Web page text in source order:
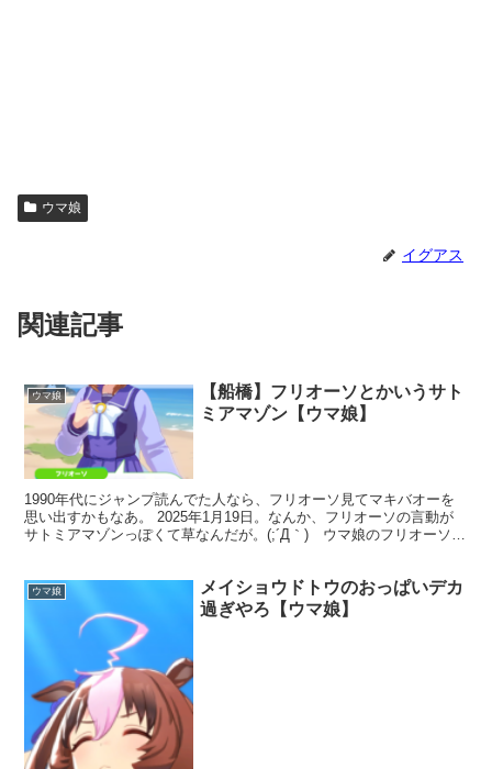
ウマ娘
イグアス
関連記事
ウマ娘
【船橋】フリオーソとかいうサト
ミアマゾン【ウマ娘】
1990年代にジャンプ読んでた人なら、フリオーソ見てマキバオーを
思い出すかもなあ。 2025年1月19日。なんか、フリオーソの言動が
サトミアマゾンっぽくて草なんだが。(;´Д｀) ウマ娘のフリオーソ
ウマ娘
メイショウドトウのおっぱいデカ
過ぎやろ【ウマ娘】